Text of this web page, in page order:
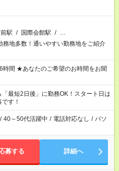
駅 / 国際会館駅 / …
地多数！通いやすい勤務地をご紹介
間をお聞
最短2日後」に勤務OK！スタート日は
す！
/ 40～50代活躍中 / 電話対応なし / パソ
募する 詳細へ